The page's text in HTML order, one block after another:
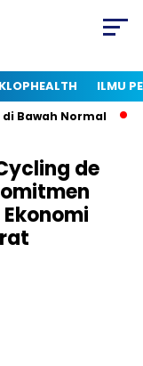
KLOPHEALTH ILMU
Kapan
de